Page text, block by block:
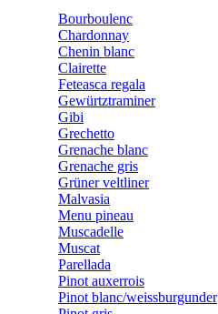
Bourboulenc
Chardonnay
Chenin blanc
Clairette
Feteasca regala
Gewürtztraminer
Gibi
Grechetto
Grenache blanc
Grenache gris
Grüner veltliner
Malvasia
Menu pineau
Muscadelle
Muscat
Parellada
Pinot auxerrois
Pinot blanc/weissburgunder